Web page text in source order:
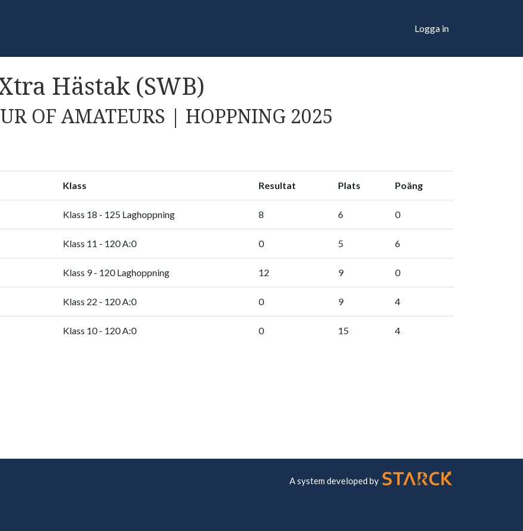
Logga in
Hästak (SWB)
OF AMATEURS | HOPPNING 2025
Klass Resultat Plats Poäng
Klass 18 - 125 Laghoppning 8 6 0
Klass 11 - 120 A:0 0 5 6
Klass 9 - 120 Laghoppning 12 9 0
Klass 22 - 120 A:0 0 9 4
Klass 10 - 120 A:0 0 15 4
A system developed by